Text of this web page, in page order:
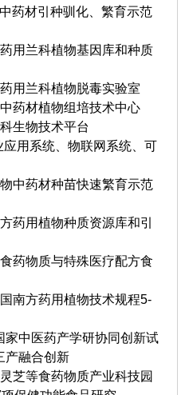
药材引种驯化、繁育示范
科植物基因库和种质
科植物脱毒实验室
植物组培技术中心
技术平台
统、物联网系统、可
材种苗快速繁育示范
物种质资源库和引
质与特殊医疗配方食
药用植物技术规程5-
医药产学研协同创新试
产融合创新
食药物质产业科技园